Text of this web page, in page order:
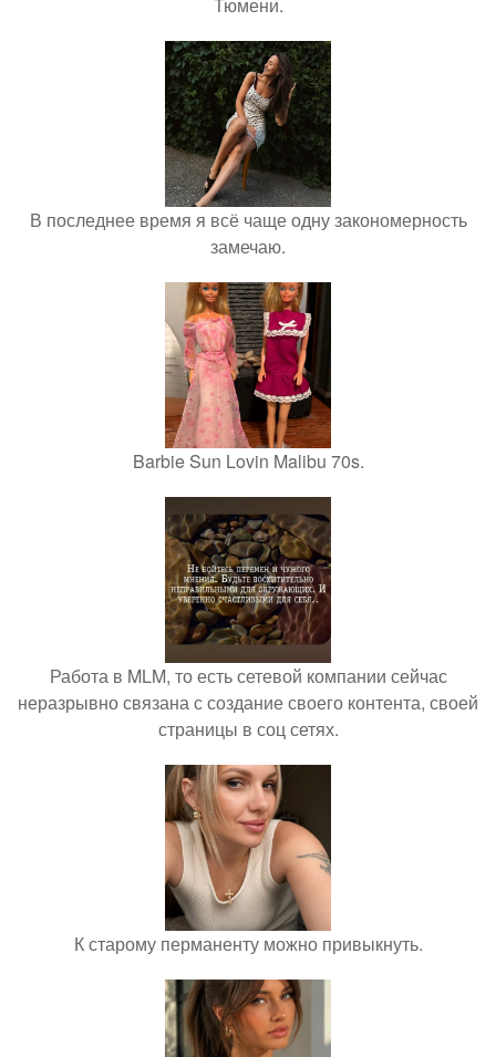
В последнее время я всё чаще одну закономерность
замечаю.
Barbie Sun Lovin Malibu 70s.
Работа в MLM, то есть сетевой компании сейчас
неразрывно связана с создание своего контента, своей
страницы в соц сетях.
К старому перманенту можно привыкнуть.